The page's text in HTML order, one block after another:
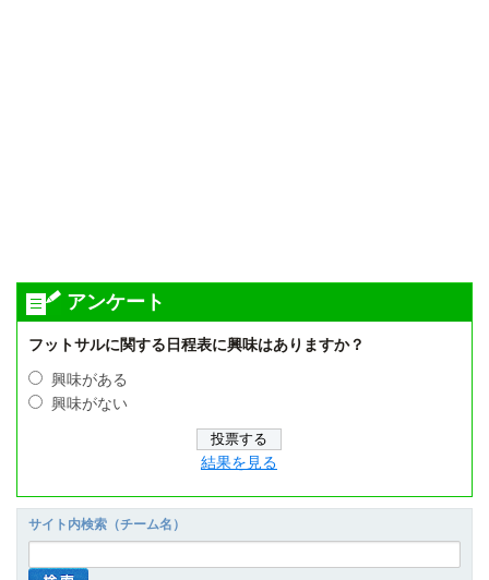
アンケート
フットサルに関する日程表に興味はありますか？
興味がある
興味がない
結果を見る
サイト内検索（チーム名）